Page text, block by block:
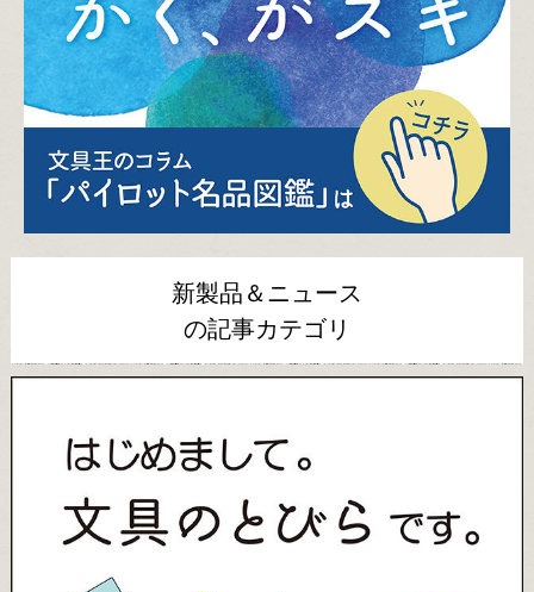
新製品＆ニュース
の記事カテゴリ